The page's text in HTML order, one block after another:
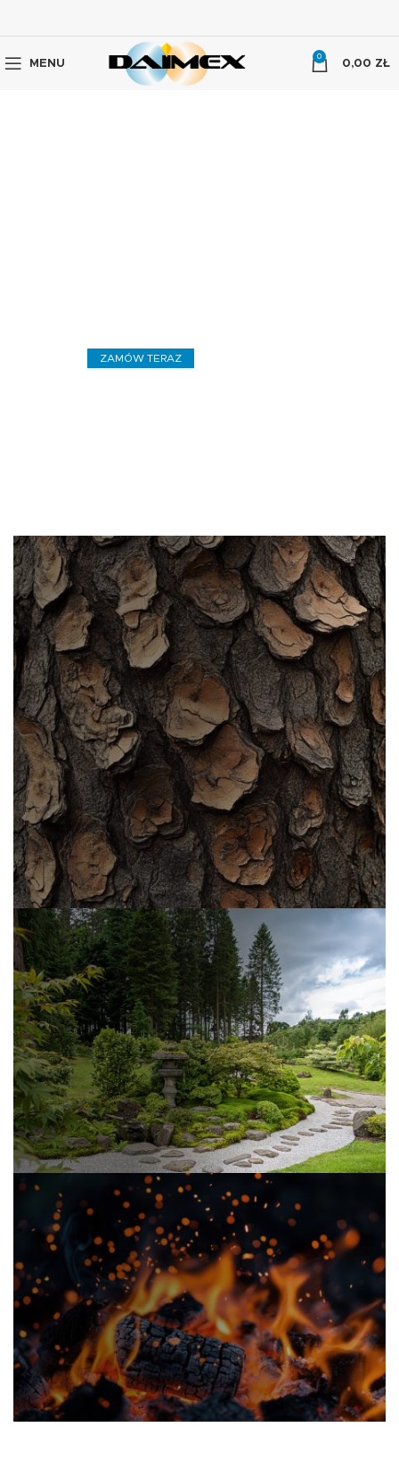
MENU
0
0,00 ZŁ
Duże ilości na placu
KAMIENIE OGRODOWE
o różnorodnych kształtach, kolorach i rozmiarach,
idealne do aranżacji ścieżek, rabat kwiatowych
oraz oczek wodnych.
ZNAJDŹ SWÓJ KAMIEŃ
ZAMÓW TERAZ KONTAKT Z NAMI
Aż 8 różnych frakcji
KORA SOSNOWA
Kora doskonale sprawdzi się w każdym ogrodzie.
Poza funkcją ozdobną można użyć jej także do
obłożenia drzewek oraz krzewów i zastosować
ściółkowanie.